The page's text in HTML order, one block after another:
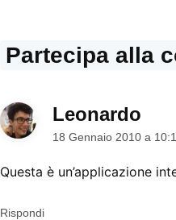
Partecipa alla
Leonardo
18 Gennaio 2010 a
Questa è un’applicazione
Rispondi